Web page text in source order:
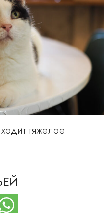
тяжелое